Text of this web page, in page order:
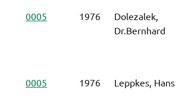
0005
1976
Dolezalek,
Dr.Bernhard
0005
1976 Leppkes, Hans